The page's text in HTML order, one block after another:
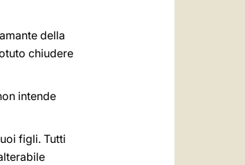
della
chiudere
intende
figli. Tutti